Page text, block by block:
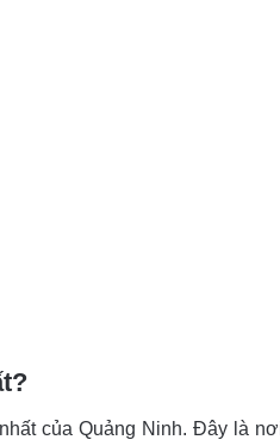
của Quảng Ninh. Đây là